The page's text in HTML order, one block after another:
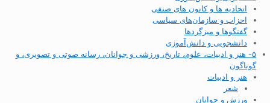
اتحادیه ها و کانون های صنفی
احزاب و سازمان‌های سیاسی
گفتگوها و میزگردها
دانشجویی و دانش‌آموزی
۵- هنر و ادبیات، علوم، تاریخ، ورزشی و جوانان، رسانه صوتی و تصویری، و
گوناگون
هنر و ادبیات
شعر
ورزش و جوانان